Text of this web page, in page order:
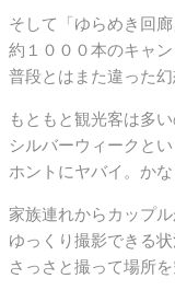
そして「ゆらめき回
約１０００本のキャン
普段とはまた違った幻
もともと観光客は多
シルバーウィークと
ホントにヤバイ。かな
家族連れからカップル
ゆっくり撮影できる状
さっさと撮って場所を